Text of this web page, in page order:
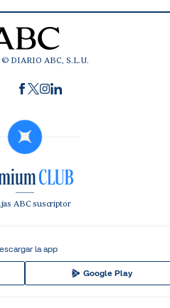
DIARIO ABC, S.L.U.
ABC suscriptor
la app
Google Play